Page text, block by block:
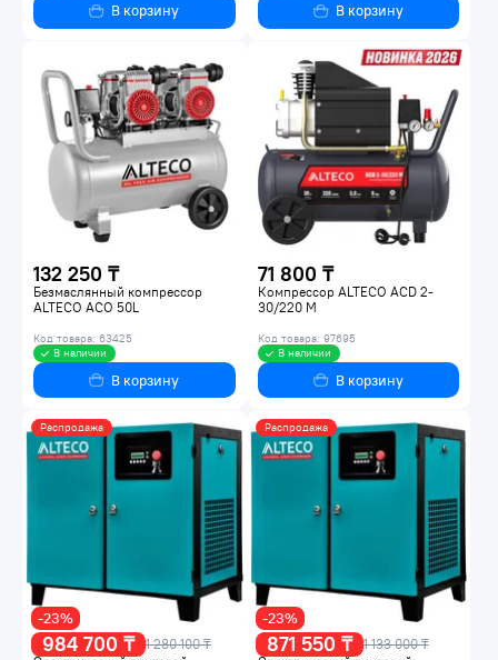
В корзину В корзину
132 250 ₸
Безмаслянный компрессор
ALTECO ACO 50L
Код товара: 63425
В наличии
В корзину
71 800 ₸
Компрессор ALTECO ACD 2-
30/220 M
Код товара: 97695
В наличии
В корзину
Распродажа
984 700 ₸ 1 280 100 ₸
-23%
Распродажа
871 550 ₸ 1 133 000 ₸
-23%